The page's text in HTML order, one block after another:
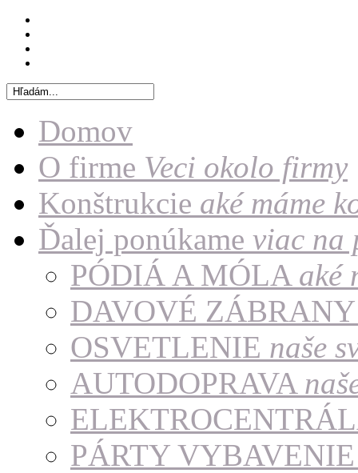
Domov
O firme Veci okolo firmy
Konštrukcie aké máme
Ďalej ponúkame viac na
PÓDIÁ A MÓLA aké
DAVOVÉ
OSVETLENIE naše
AUTODOPRAVA
PÁRTY